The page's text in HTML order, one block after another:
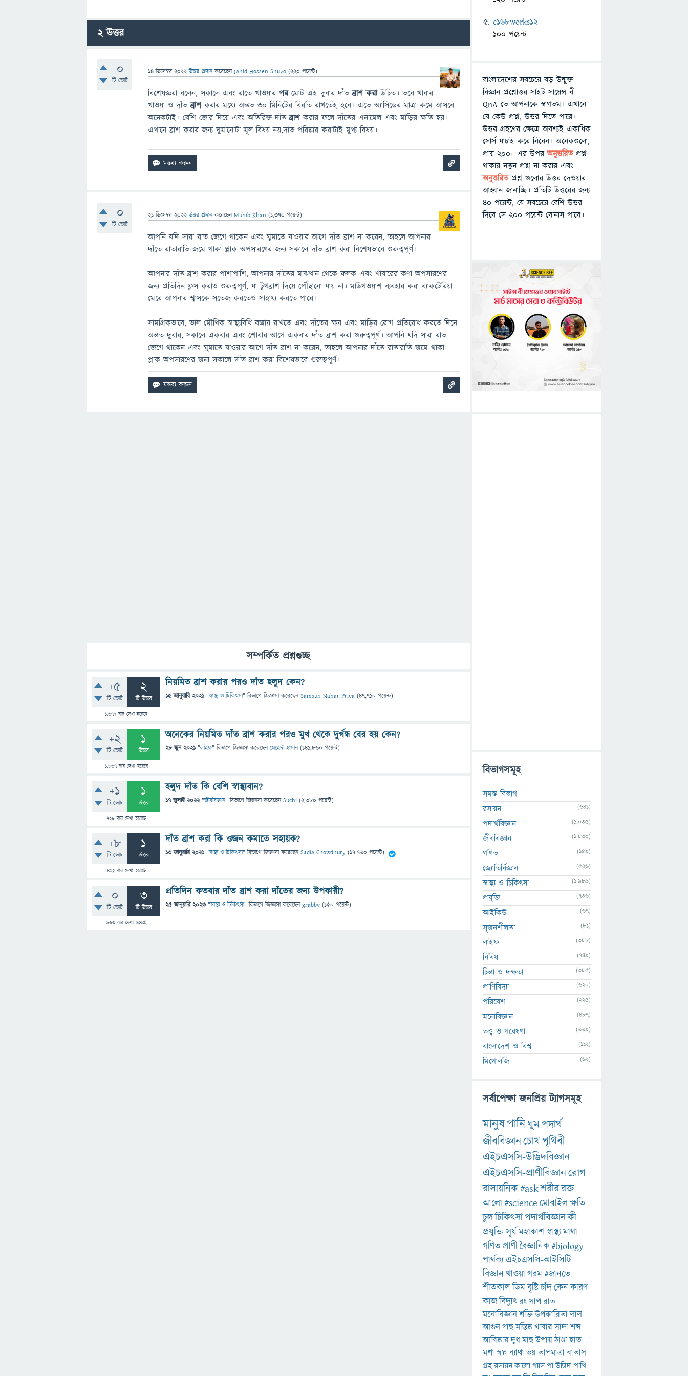
2উত্তর
0
টি ভোট
14 ডিসেম্বর 2022 উত্তর প্রদান করেছেনJahid Hossen Shuvo (220 পয়েন্ট)
বিশেষজ্ঞরা বলেন, সকালে এবং রাতে খাওয়ারপরমোট এই দুবার দাঁতব্রাশ করাউচিত। তবে খাবার
খাওয়া ও দাঁতব্রাশকরার মধ্যে অন্তত ৩০ মিনিটের বিরতি রাখতেই হবে। এতে অ্যাসিডের মাত্রা কমে আসবে
অনেকটাই। বেশি জোর দিয়ে এবং অতিরিক্ত দাঁতব্রাশকরার ফলে দাঁতের এনামেল এবং মাড়ির ক্ষতি হয়।
এখানে ব্রাশ করার জন্য ঘুমানোটা মূল বিষয় নয়,দাত পরিষ্কার করাটাই মুখ্য বিষয়।
0
টি ভোট
21 ডিসেম্বর 2022 উত্তর প্রদান করেছেনMuhib Khan (1,370 পয়েন্ট)
আপনি যদি সারা রাত জেগে থাকেন এবং ঘুমাতে যাওয়ার আগে দাঁত ব্রাশ না করেন, তাহলে আপনার
দাঁতে রাতারাতি জমে থাকা প্লাক অপসারণের জন্য সকালে দাঁত ব্রাশ করা বিশেষভাবে গুরুত্বপূর্ণ।
আপনার দাঁত ব্রাশ করার পাশাপাশি, আপনার দাঁতের মাঝখান থেকে ফলক এবং খাবারের কণা অপসারণের
জন্য প্রতিদিন ফ্লস করাও গুরুত্বপূর্ণ, যা টুথব্রাশ দিয়ে পৌঁছানো যায় না। মাউথওয়াশ ব্যবহার করা ব্যাকটেরিয়া
মেরে আপনার শ্বাসকে সতেজ করতেও সাহায্য করতে পারে।
সামগ্রিকভাবে, ভাল মৌখিক স্বাস্থ্যবিধি বজায় রাখতে এবং দাঁতের ক্ষয় এবং মাড়ির রোগ প্রতিরোধ করতে দিনে
অন্তত দুবার, সকালে একবার এবং শোবার আগে একবার দাঁত ব্রাশ করা গুরুত্বপূর্ণ। আপনি যদি সারা রাত
জেগে থাকেন এবং ঘুমাতে যাওয়ার আগে দাঁত ব্রাশ না করেন, তাহলে আপনার দাঁতে রাতারাতি জমে থাকা
প্লাক অপসারণের জন্য সকালে দাঁত ব্রাশ করা বিশেষভাবে গুরুত্বপূর্ণ।
সম্পর্কিত প্রশ্নগুচ্ছ
+5
টি ভোট
2
টি উত্তর
1,677 বার দেখা হয়েছে
নিয়মিত ব্রাশ করার পরও দাঁত হলুদ কেন?
15 জানুয়ারি 2021 "স্বাস্থ্য ও চিকিৎসা" বিভাগে জিজ্ঞাসাকরেছেনSamsun Nahar Priya (47,710 পয়েন্ট)
+2
টি ভোট
1
উত্তর
1,867বার দেখা হয়েছে
অনেকের নিয়মিত দাঁত ব্রাশ করার পরও মুখ থেকে দুর্গন্ধ বের হয় কেন?
28 জুন 2021 "লাইফ" বিভাগে জিজ্ঞাসাকরেছেনমেহেদী হাসান (141,860 পয়েন্ট)
+1
টি ভোট
1
উত্তর
728 বার দেখা হয়েছে
হলুদ দাঁত কি বেশি স্বাস্থ্যবান?
17 জুলাই 2022 "জীববিজ্ঞান" বিভাগে জিজ্ঞাসাকরেছেনSuchi (2,380 পয়েন্ট)
+8
টি ভোট
1
উত্তর
422বার দেখা হয়েছে
দাঁত ব্রাশ করা কি ওজন কমাতে সহায়ক?
13 জানুয়ারি 2021 "স্বাস্থ্য ও চিকিৎসা" বিভাগে জিজ্ঞাসাকরেছেনSadia Chowdhury (17,760 পয়েন্ট)
0
টি ভোট
3
টি উত্তর
663 বার দেখা হয়েছে
প্রতিদিন কতবার দাঁত ব্রাশ করা দাঁতের জন্য উপকারী?
25 জানুয়ারি 2023 "স্বাস্থ্য ও চিকিৎসা" বিভাগে জিজ্ঞাসাকরেছেনgrabby (150 পয়েন্ট)
c168works12
100 পয়েন্ট
বাংলাদেশের সবচেয়ে বড় উন্মুক্ত
বিজ্ঞান প্রশ্নোত্তর সাইট সায়েন্স বী
QnA তে আপনাকে স্বাগতম। এখানে
যে কেউ প্রশ্ন, উত্তর দিতে পারে।
উত্তর গ্রহণের ক্ষেত্রে অবশ্যই একাধিক
সোর্স যাচাই করে নিবেন। অনেকগুলো,
প্রায় ২০০+ এর উপরঅনুত্তরিতপ্রশ্ন
থাকায় নতুন প্রশ্ন না করার এবং
অনুত্তরিত প্রশ্ন গুলোর উত্তর দেওয়ার
আহ্বান জানাচ্ছি। প্রতিটি উত্তরের জন্য
৪০ পয়েন্ট, যে সবচেয়ে বেশি উত্তর
দিবে সে ২০০ পয়েন্ট বোনাস পাবে।
বিভাগসমূহ
সমস্ত বিভাগ
রসায়ন
(641)
পদার্থবিজ্ঞান (1,035)
জীববিজ্ঞান (1,830)
গণিত (159)
জ্যোতির্বিজ্ঞান (526)
স্বাস্থ্য ও চিকিৎসা (1,989)
প্রযুক্তি (736)
আইকিউ (67)
সৃজনশীলতা (81)
লাইফ (388)
বিবিধ (749)
চিন্তা ও দক্ষতা (385)
প্রাণিবিদ্যা (620)
পরিবেশ (225)
মনোবিজ্ঞান (487)
তত্ত্ব ও গবেষণা (669)
বাংলাদেশ ও বিশ্ব (112)
মিথোলজি (62)
সর্বাপেক্ষা জনপ্রিয় ট্যাগসমূহ
মানুষপানিঘুমপদার্থ-
জীববিজ্ঞানচোখপৃথিবী
এইচএসসি-উদ্ভিদবিজ্ঞান
এইচএসসি-প্রাণীবিজ্ঞানরোগ
রাসায়নিক#askশরীররক্ত
আলো#scienceমোবাইলক্ষতি
চুলচিকিৎসাপদার্থবিজ্ঞানকী
প্রযুক্তিসূর্যমহাকাশস্বাস্থ্যমাথা
গণিত প্রাণীবৈজ্ঞানিক#biology
পার্থক্য এইচএসসি-আইসিটি
বিজ্ঞানখাওয়াগরম#জানতে
শীতকালডিমবৃষ্টিচাঁদকেনকারণ
কাজবিদ্যুৎরংসাপরাত
মনোবিজ্ঞানশক্তিউপকারিতালাল
আগুনগাছমস্তিষ্কখাবারসাদাশব্দ
আবিষ্কারদুধমাছউপায়ঠাণ্ডাহাত
মশাস্বপ্নব্যাথাভয়তাপমাত্রাবাতাস
গ্রহরসায়নকালোগ্যাসপাউদ্ভিদপাখি